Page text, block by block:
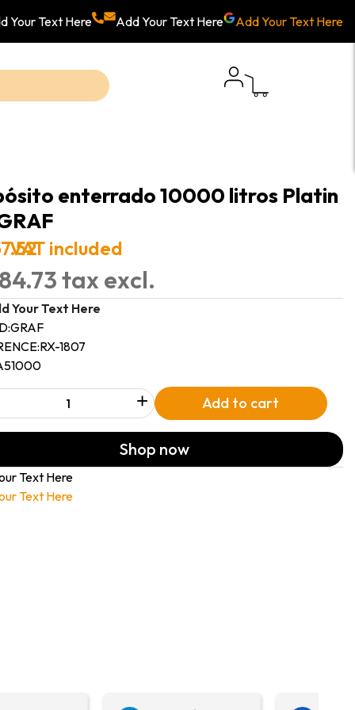
Your Text Here Add Your Text Here Add Your Text Here
enterrado 10000 litros Platin
VAT included
tax excl.
Your Text Here
GRAF
RX-1807
+ Add to cart
Shop now
Text Here
Text Here